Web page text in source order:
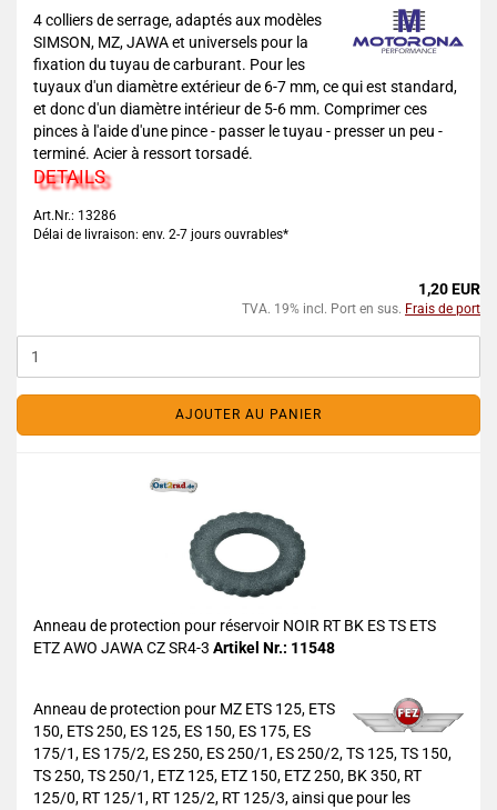
4 colliers de serrage, adaptés aux modèles
SIMSON, MZ, JAWA et universels pour la
fixation du tuyau de carburant. Pour les
tuyaux d'un diamètre extérieur de 6-7 mm, ce qui est standard,
et donc d'un diamètre intérieur de 5-6 mm. Comprimer ces
pinces à l'aide d'une pince - passer le tuyau - presser un peu -
terminé. Acier à ressort torsadé.
DETAILS
Art.Nr.: 13286
Délai de livraison: env. 2-7 jours ouvrables*
1,20 EUR
TVA. 19% incl. Port en sus. Frais de port
AJOUTER AU PANIER
Anneau de protection pour réservoir NOIR RT BK ES TS ETS
ETZ AWO JAWA CZ SR4-3 Artikel Nr.: 11548
Anneau de protection pour MZ ETS 125, ETS
150, ETS 250, ES 125, ES 150, ES 175, ES
175/1, ES 175/2, ES 250, ES 250/1, ES 250/2, TS 125, TS 150,
TS 250, TS 250/1, ETZ 125, ETZ 150, ETZ 250, BK 350, RT
125/0, RT 125/1, RT 125/2, RT 125/3, ainsi que pour les